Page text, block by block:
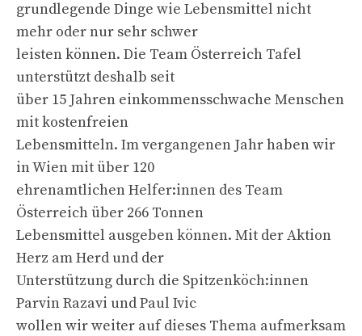
grundlegende Dinge wie Lebensmittel nicht
mehr oder nur sehr schwer
leisten können. Die Team Österreich Tafel
unterstützt deshalb seit
über 15 Jahren einkommensschwache Menschen
mit kostenfreien
Lebensmitteln. Im vergangenen Jahr haben wir
in Wien mit über 120
ehrenamtlichen Helfer:innen des Team
Österreich über 266 Tonnen
Lebensmittel ausgeben können. Mit der Aktion
Herz am Herd und der
Unterstützung durch die Spitzenköch:innen
Parvin Razavi und Paul Ivic
wollen wir weiter auf dieses Thema aufmerksam